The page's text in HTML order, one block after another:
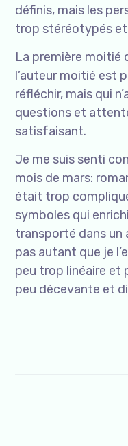
définis, mais les
trop stéréotypés
La première moitié
l’auteur moitié est
réfléchir, mais qui
questions et
satisfaisant.
Je me suis senti
mois de mars:
était trop
symboles qui
transporté dans un
pas autant que je
peu trop linéaire et
peu décevante et